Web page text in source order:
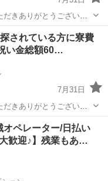
だきありがとうございま
ておりご希望条件やご状
します!! 応募前に相談だ
されている方に寮費
い金総額60…
7月31日
きありがとうございま
ておりご希望条件やご状
します!! 応募前に相談だ
オペレーター/日払い
歓迎♪】残業もあ…